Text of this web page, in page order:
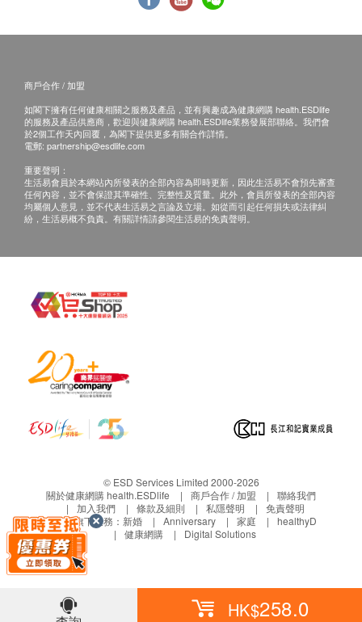
如有其他損壞或遺漏查詢，顧客必須保留有效收據
查詢熱線: 5614 7426
HK$258.0
商戶合作 / 加盟
如閣下擁有任何健康相關之服務及產品，並有興趣成為健康網購 health.ESDlife
的服務及產品供應商，歡迎與健康網購 health.ESDlife業務發展部聯絡。我們會
於2個工作天內回覆，為閣下提供更多有關合作詳情。
電郵: partnership@esdlife.com
重要聲明：
生活易會員於本網站內所發表的全部內容為即時更新，因此生活易不會預先審查
任何內容，並不會保證其準確性、完整性及質量。此外，會員所發表的全部內容
均屬個人意見，並不代表生活易之言論及立場。如從而引起任何損失或法律糾
紛，生活易概不負責。有關詳情請參閱生活易的免責聲明。
© ESD Services Limited 2000-2026
關於健康網購 health.ESDlife
商戶合作 / 加盟
聯絡我們
加入我們
條款及細則 私隱聲明
免責聲明
生活易旗下業務： 新婚 Anniversary 家庭
healthyD
健康網購
Digital Solutions